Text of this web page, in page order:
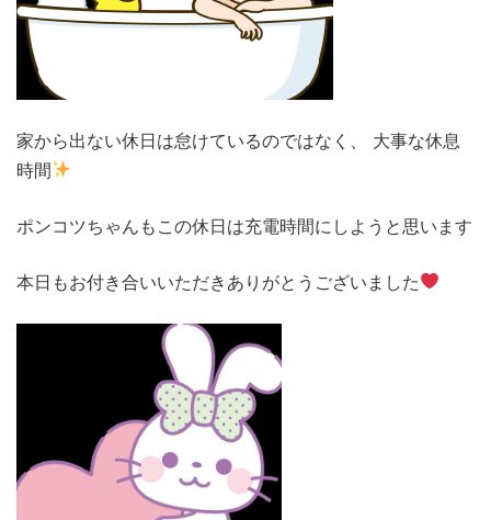
家から出ない休日は怠けているのではなく、 大事な休息
時間
ポンコツちゃんもこの休日は充電時間にしようと思います
本日もお付き合いいただきありがとうございました